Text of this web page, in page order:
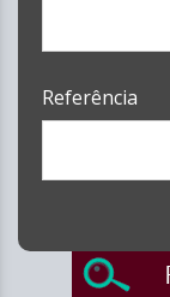
Referência